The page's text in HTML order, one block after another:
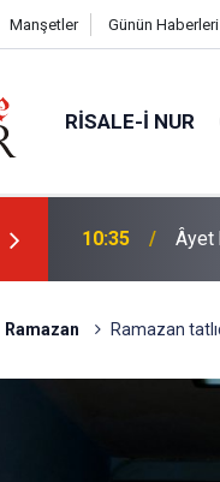
Manşetler Günün Haberleri
RISALE-I NUR
09:25 İyi
Ramazan Ramazan